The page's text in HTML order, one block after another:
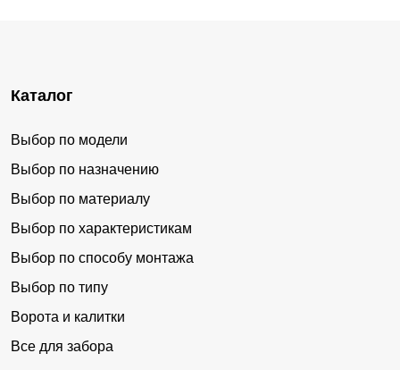
Каталог
Выбор по модели
Выбор по назначению
Выбор по материалу
Выбор по характеристикам
Выбор по способу монтажа
Выбор по типу
Ворота и калитки
Все для забора